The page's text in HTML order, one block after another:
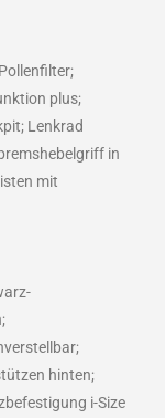
plus;
Lenkrad
in
mit
hinten;
i-Size